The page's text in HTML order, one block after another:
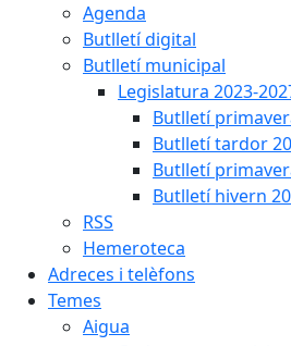
Agenda
Butlletí digital
Butlletí municipal
Legislatura 2023-
Butlletí
Butlletí tardor
Butlletí
Butlletí hivern
RSS
Hemeroteca
Adreces i telèfons
Temes
Aigua